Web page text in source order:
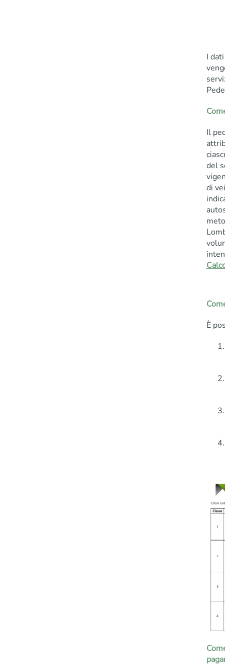
I
Il
del
di
È